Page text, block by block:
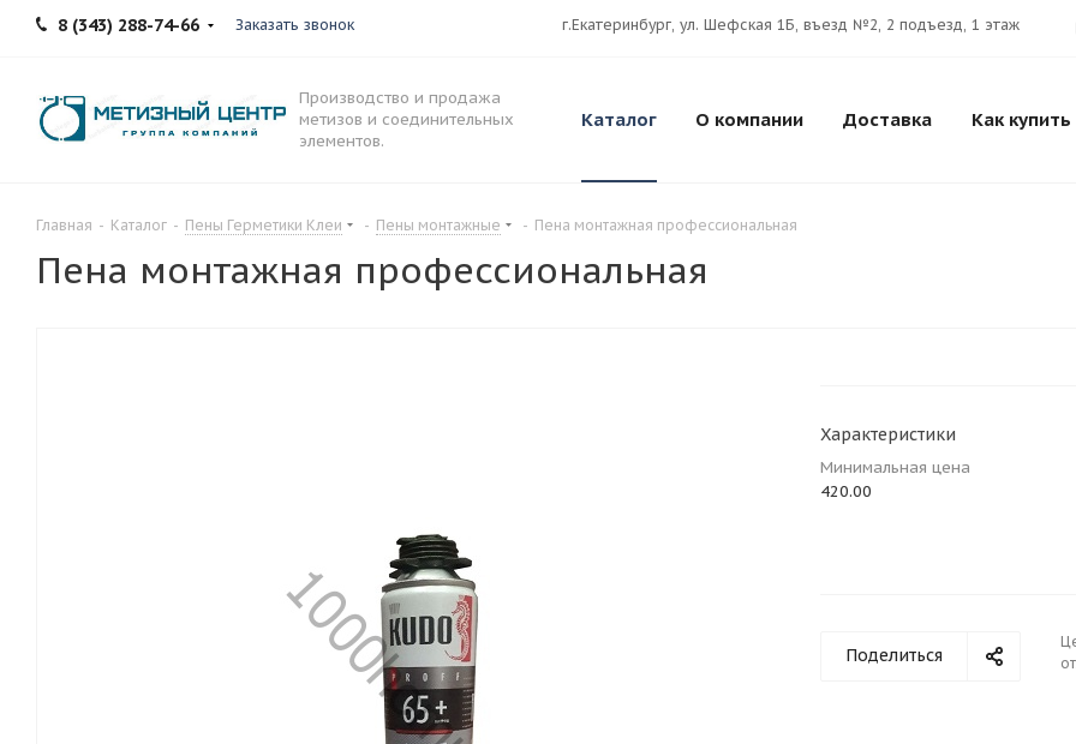
8 (343) 288-74-66 Заказать звонок г.Екатеринбург, ул. Шефская 1Б, въезд №2, 2 подъезд, 1 этаж
Производство и продажа
метизов и соединительных
элементов.
Каталог О компании Доставка Как купить
Главная - Каталог - Пены Герметики Клеи - Пены монтажные - Пена монтажная профессиональная
Пена монтажная профессиональная
Характеристики
Минимальная цена
420.00
Поделиться